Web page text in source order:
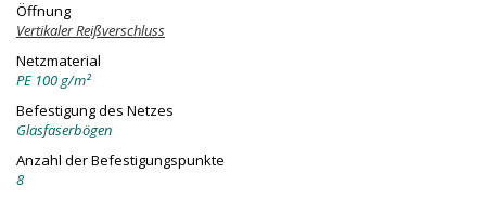
Öffnung
Vertikaler Reißverschluss
Netzmaterial
PE 100 g/m²
Befestigung des Netzes
Glasfaserbögen
Anzahl der Befestigungspunkte
8